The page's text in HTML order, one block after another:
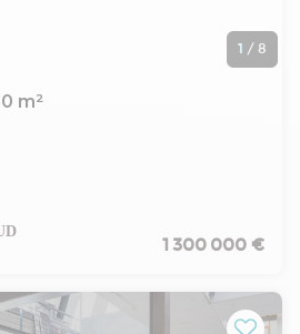
1 / 8
m²
sur un bateau ... Immprove
placés, à proximité
ligne 10 (Pont de St Cloud). Ce
à proximité des transports ; T2
1 300 000 €